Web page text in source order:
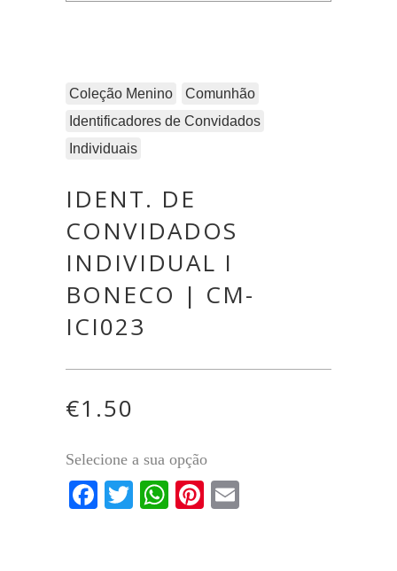
Coleção Menino
Comunhão
Identificadores de Convidados
Individuais
IDENT. DE
CONVIDADOS
INDIVIDUAL I
BONECO | CM-
ICI023
€1.50
Selecione a sua opção
Facebook
TwitterWhatsApp
Pinterest